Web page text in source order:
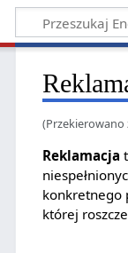
(Przekierowano
Reklamacja
konkretnego
której